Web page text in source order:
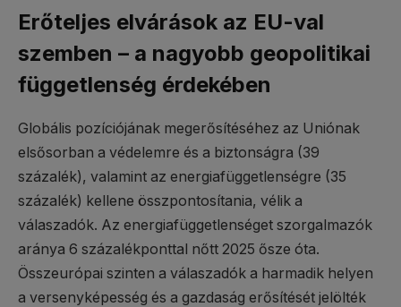
Erőteljes elvárások az EU-val
szemben – a nagyobb geopolitikai
függetlenség érdekében
Globális pozíciójának megerősítéséhez az Uniónak
elsősorban a védelemre és a biztonságra (39
százalék), valamint az energiafüggetlenségre (35
százalék) kellene összpontosítania, vélik a
válaszadók. Az energiafüggetlenséget szorgalmazók
aránya 6 százalékponttal nőtt 2025 ősze óta.
Összeurópai szinten a válaszadók a harmadik helyen
a versenyképesség és a gazdaság erősítését jelölték